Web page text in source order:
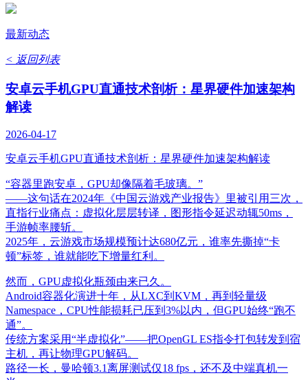
最新动态
< 返回列表
安卓云手机GPU直通技术剖析：星界硬件加速架构
解读
2026-04-17
安卓云手机GPU直通技术剖析：星界硬件加速架构解读
“容器里跑安卓，GPU却像隔着毛玻璃。”
——这句话在2024年《中国云游戏产业报告》里被引用三次，
直指行业痛点：虚拟化层层转译，图形指令延迟动辄50ms，
手游帧率腰斩。
2025年，云游戏市场规模预计达680亿元，谁率先撕掉“卡
顿”标签，谁就能吃下增量红利。
然而，GPU虚拟化瓶颈由来已久。
Android容器化演进十年，从LXC到KVM，再到轻量级
Namespace，CPU性能损耗已压到3%以内，但GPU始终“跑不
通”。
传统方案采用“半虚拟化”——把OpenGL ES指令打包转发到宿
主机，再让物理GPU解码。
路径一长，曼哈顿3.1离屏测试仅18 fps，还不及中端真机一